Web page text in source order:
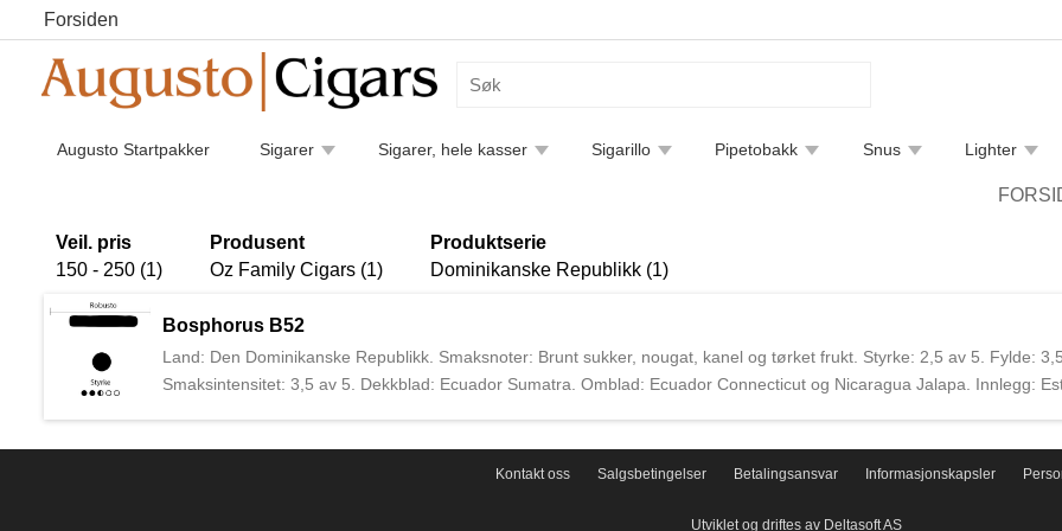
Forsiden
Augusto Startpakker Sigarer Sigarer, hele kasser Sigarillo Pipetobakk Snus Lighter
Sigarguide
Veil. pris
150 - 250 (1)
Produsent
Oz Family Cigars (1)
Produktserie
Dominikanske Republikk (1)
Land: Den Dominikanske Republikk. Smaksnoter: Brunt sukker, nougat, kanel og tørket frukt. Styrke: 2,5 av 5. Fylde:
Smaksintensitet: 3,5 av 5. Dekkblad: Ecuador Sumatra. Omblad: Ecuador Connecticut og Nicaragua Jalapa. Innlegg:
Bosphorus B52
Kontakt oss Salgsbetingelser Betalingsansvar Informasjonskapsler
Utviklet og driftes av Deltasoft AS